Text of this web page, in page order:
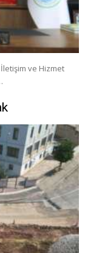
ve Hizmet